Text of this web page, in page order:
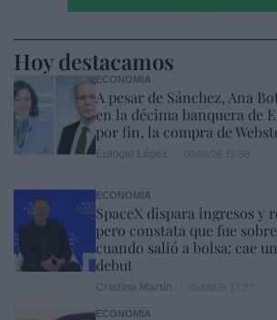
Hoy destacamos
ECONOMÍA
A pesar de Sánchez, Ana
en la décima banquera de
por fin, la compra de
ECONOMÍA
SpaceX dispara ingresos y
pero constata que fue
cuando salió a bolsa: cae
debut
ECONOMÍA